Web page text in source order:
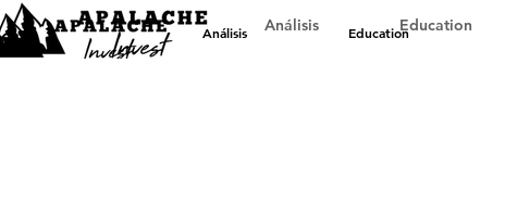
Análisis Education
Análisis Education